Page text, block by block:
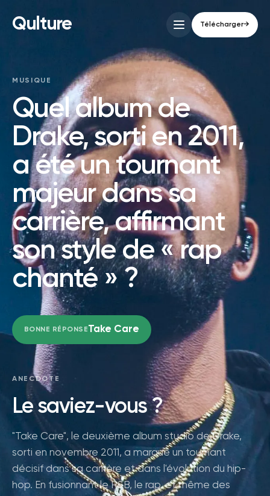
Qulture Télécharger→
MUSIQUE
Quel album de
Drake, sorti en 2011,
a été un tournant
majeur dans sa
carrière, affirmant
son style de « rap
chanté » ?
BONNE RÉPONSETake Care
ANECDOTE
Le saviez-vous ?
"Take Care", le deuxième album studio de Drake,
sorti en novembre 2011, a marqué un tournant
décisif dans sa carrière et dans l'évolution du hip-
hop. En fusionnant le R&B, le rap, et même des